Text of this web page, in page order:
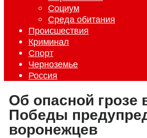
Социум
Среда обитания
Происшествия
Криминал
Спорт
Черноземье
Россия
Об опасной грозе
Победы
воронежцев